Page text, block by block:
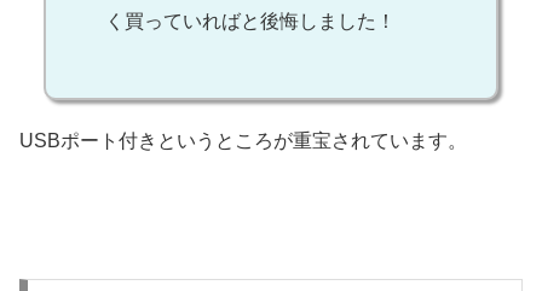
く買っていればと後悔しました！
USBポート付きというところが重宝されています。